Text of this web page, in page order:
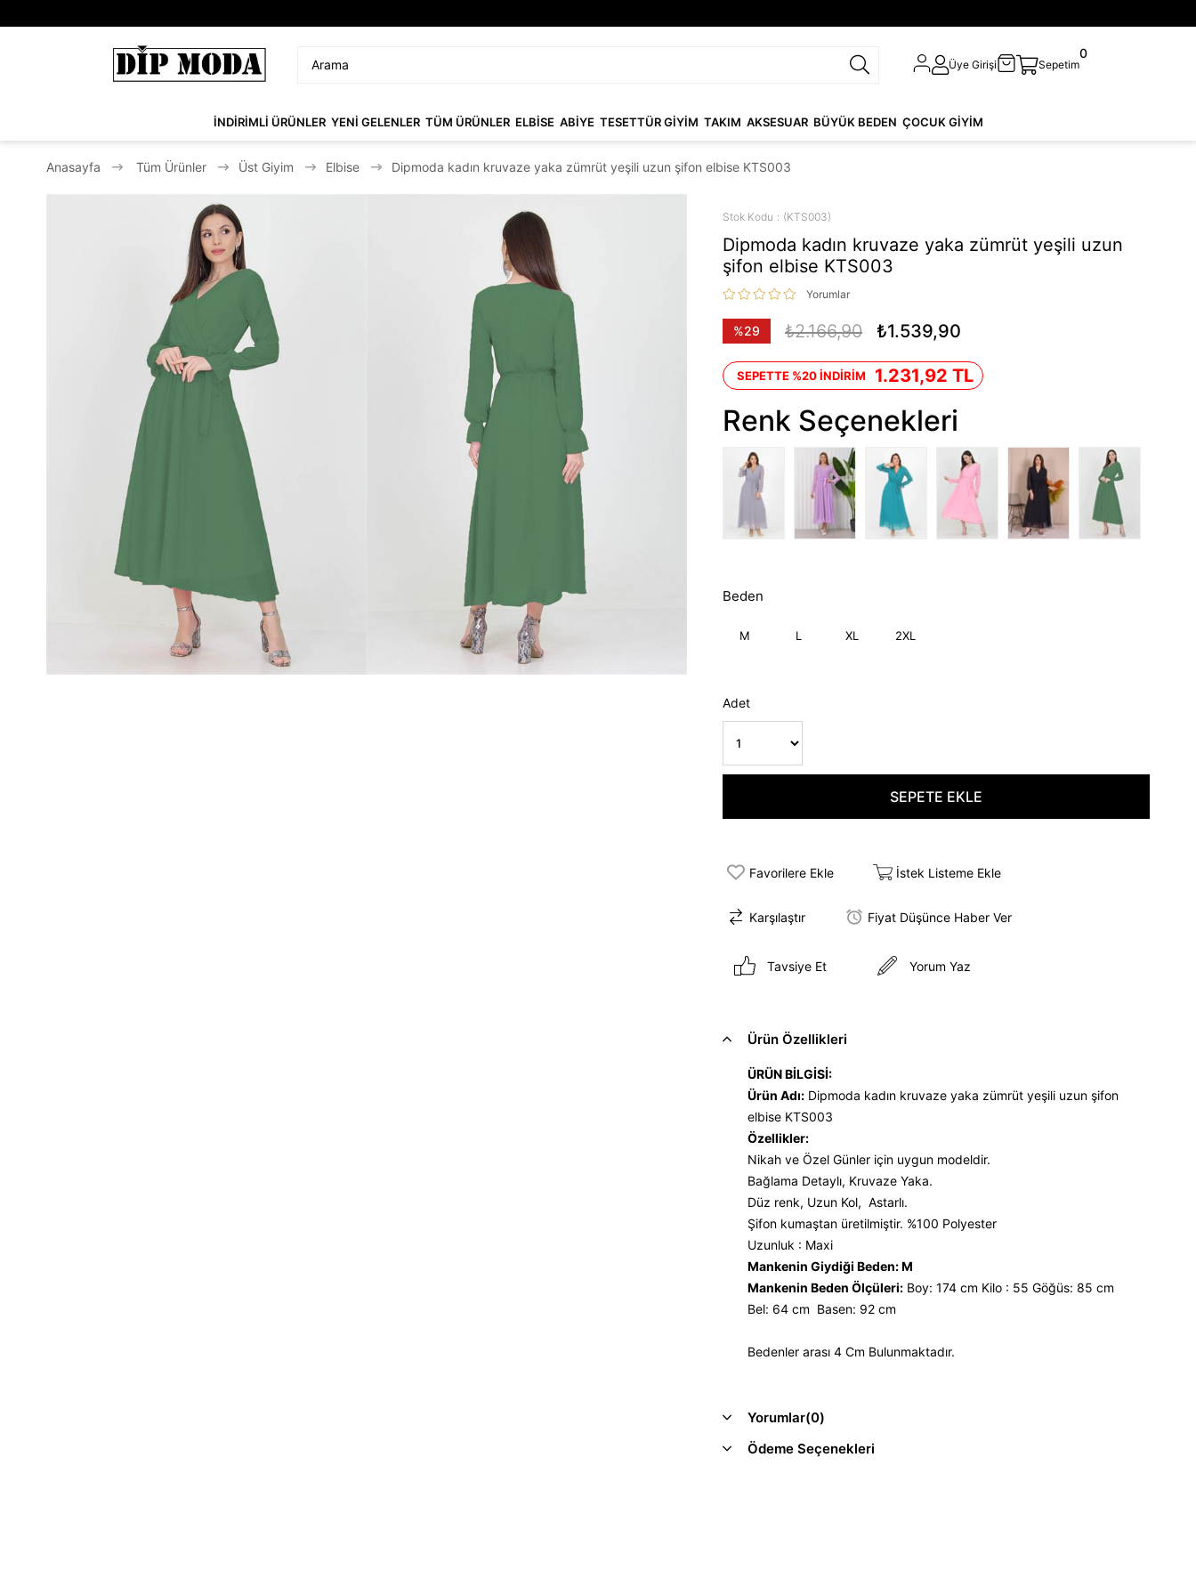
Üye Girişi Sepetim
0
İNDİRİMLİ ÜRÜNLER YENİ GELENLER TÜM ÜRÜNLER ELBİSE ABİYE TESETTÜR GİYİM TAKIM AKSESUAR BÜYÜK BEDEN ÇOCUK GİYİM
Anasayfa Tüm Ürünler Üst Giyim Elbise Dipmoda kadın kruvaze yaka zümrüt yeşili uzun şifon elbise KTS003
Stok Kodu (KTS003)
Dipmoda kadın kruvaze yaka zümrüt yeşili uzun
şifon elbise KTS003
Yorumlar
%29
₺2.166,90 ₺1.539,90
SEPETTE %20 İNDİRİM 1.231,92 TL
Renk Seçenekleri
Beden
M L XL 2XL
Adet
Favorilere Ekle İstek Listeme Ekle
Karşılaştır Fiyat Düşünce Haber Ver
Tavsiye Et Yorum Yaz
Ürün Özellikleri
ÜRÜN BİLGİSİ:
Ürün Adı: Dipmoda kadın kruvaze yaka zümrüt yeşili uzun şifon
elbise KTS003
Özellikler:
Nikah ve Özel Günler için uygun modeldir.
Bağlama Detaylı, Kruvaze Yaka.
Düz renk, Uzun Kol, Astarlı.
Şifon kumaştan üretilmiştir. %100 Polyester
Uzunluk : Maxi
Mankenin Giydiği Beden: M
Mankenin Beden Ölçüleri: Boy: 174 cm Kilo : 55 Göğüs: 85 cm
Bel: 64 cm Basen: 92 cm
Bedenler arası 4 Cm Bulunmaktadır.
Yorumlar(0)
Ödeme Seçenekleri